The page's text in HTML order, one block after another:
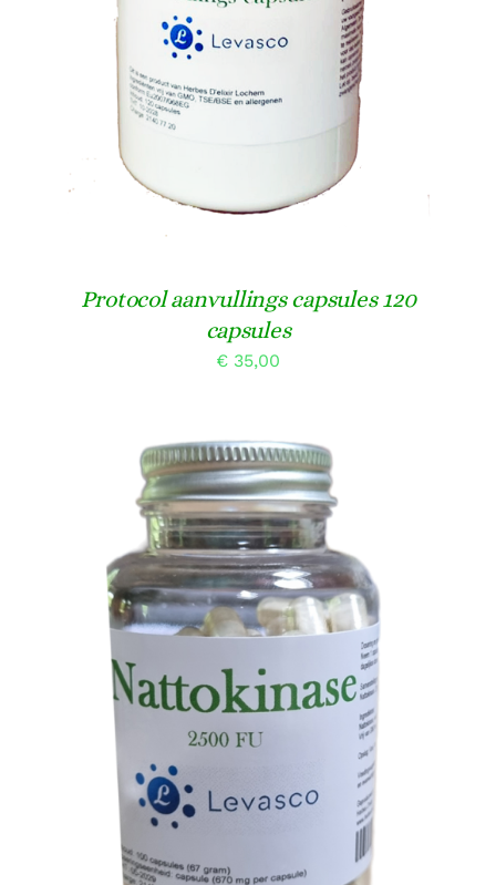
Protocol aanvullings capsules 120
capsules
€ 35,00
TOEVOEGEN AAN WINKELWAGEN